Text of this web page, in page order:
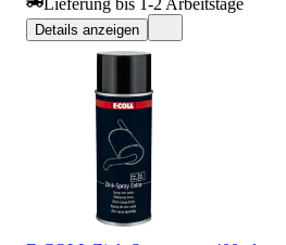
Details anzeigen